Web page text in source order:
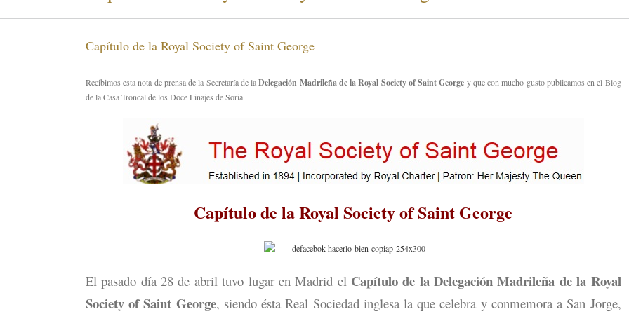
Capítulo de la Royal Society of Saint George
Recibimos esta nota de prensa de la Secretaría de laDelegación Madrileña de la Royal Society of Saint George y que con mucho gusto publicamos en el Blog
de la Casa Troncal de los Doce Linajes de Soria.
Capítulo de la Royal Society of Saint George
El pasado día 28 de abril tuvo lugar en Madrid el Capítulo de la Delegación Madrileña de la Royal
Society of Saint George, siendo ésta Real Sociedad inglesa la que celebra y conmemora a San Jorge,